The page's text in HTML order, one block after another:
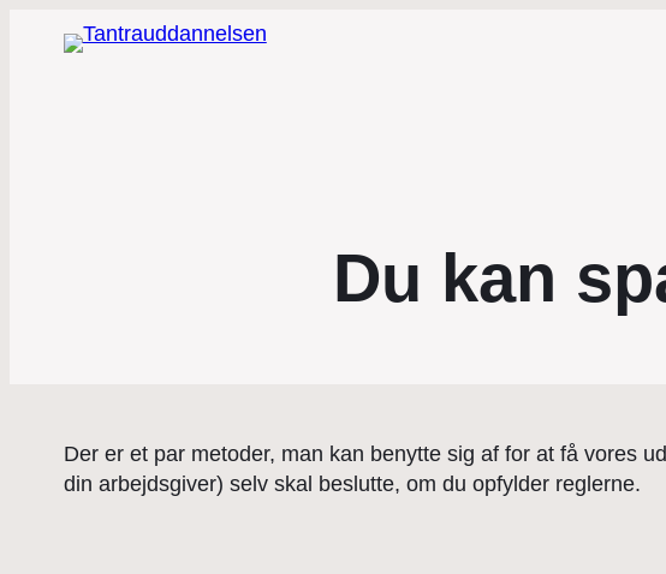
Du kan
Der er et par metoder, man kan benytte sig af for at få vores
din arbejdsgiver) selv skal beslutte, om du opfylder reglerne.